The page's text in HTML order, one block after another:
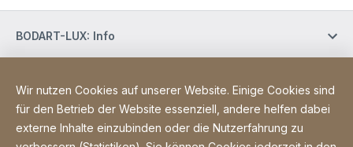
BODART-LUX: Info
BODART-LUX: Customer service
Site Web
[Website information]
Wir nutzen Cookies auf unserer Website. Einige Cookies sind
für den Betrieb der Website essenziell, andere helfen dabei
externe Inhalte einzubinden oder die Nutzerfahrung zu